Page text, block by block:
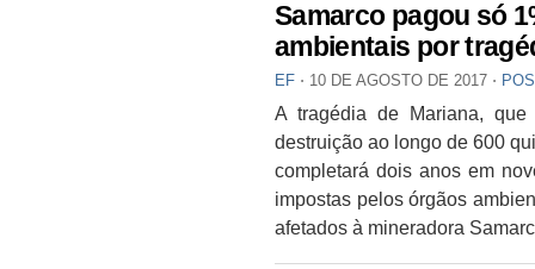
Samarco pagou só
ambientais por
EF ⋅ 10 DE AGOSTO DE 2017 ⋅
A tragédia de Mariana,
destruição ao longo de 600
completará dois anos em
impostas pelos órgãos
afetados à mineradora